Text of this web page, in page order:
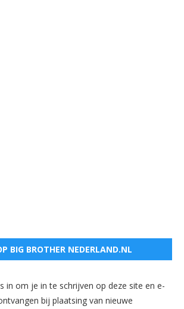
BIG BROTHER NEDERLAND.NL
in om je in te schrijven op deze site en e-
bij plaatsing van nieuwe